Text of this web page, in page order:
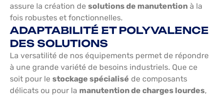
assure la création de solutions de manutention à la
fois robustes et fonctionnelles.
ADAPTABILITÉ ET POLYVALENCE
DES SOLUTIONS
La versatilité de nos équipements permet de répondre
à une grande variété de besoins industriels. Que ce
soit pour le stockage spécialisé de composants
délicats ou pour la manutention de charges lourdes,